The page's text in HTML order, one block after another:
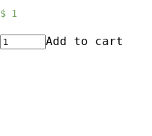
$ 1
Add to cart